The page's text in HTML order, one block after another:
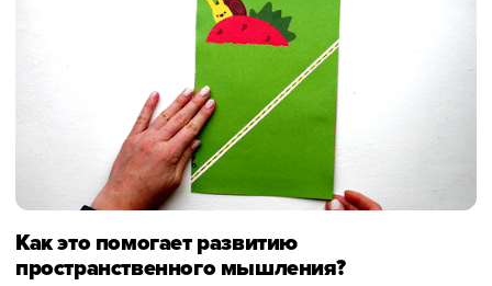
Как это помогает развитию
пространственного мышления?